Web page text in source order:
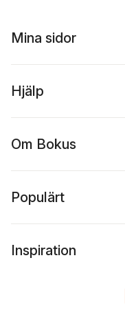
Mina sidor
Hjälp
Om Bokus
Populärt
Inspiration